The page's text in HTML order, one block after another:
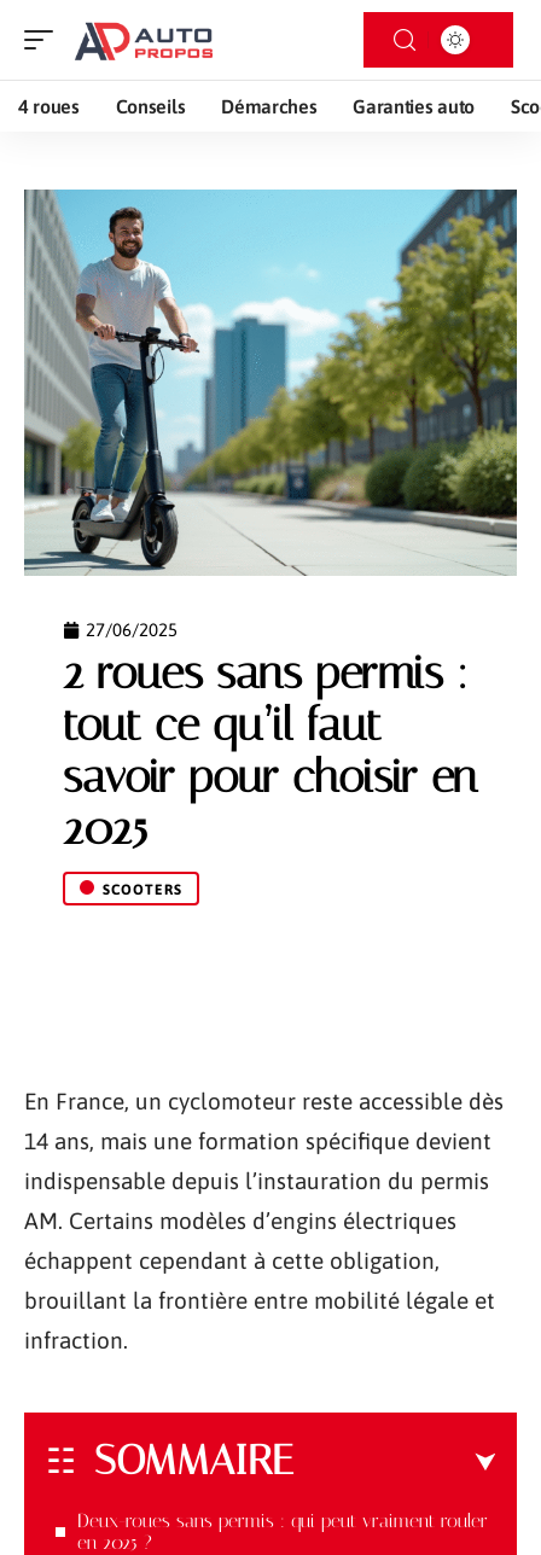
4 roues Conseils Démarches Garanties auto
27/06/2025
2 roues sans permis :
tout ce qu’il faut
savoir pour choisir en
2025
SCOOTERS
En France, un cyclomoteur reste accessible dès
14 ans, mais une formation spécifique devient
indispensable depuis l’instauration du permis
AM. Certains modèles d’engins électriques
échappent cependant à cette obligation,
brouillant la frontière entre mobilité légale et
infraction.
SOMMAIRE
Deux-roues sans permis : qui peut vraiment rouler
en 2025 ?